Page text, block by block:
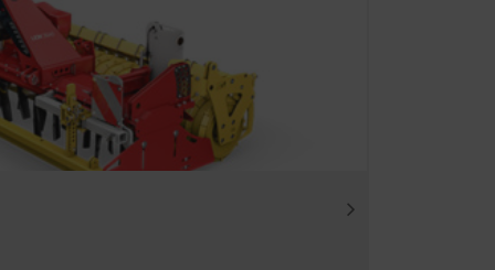
erweiterten
über die
Nähere
6 Monate